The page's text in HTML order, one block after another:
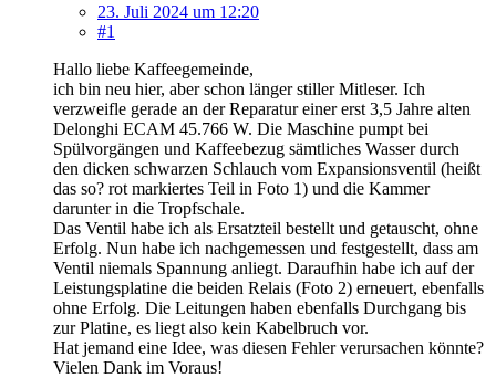
23. Juli 2024 um 12:20
#1
Hallo liebe Kaffeegemeinde,
ich bin neu hier, aber schon länger stiller Mitleser. Ich
verzweifle gerade an der Reparatur einer erst 3,5 Jahre alten
Delonghi ECAM 45.766 W. Die Maschine pumpt bei
Spülvorgängen und Kaffeebezug sämtliches Wasser durch
den dicken schwarzen Schlauch vom Expansionsventil (heißt
das so? rot markiertes Teil in Foto 1) und die Kammer
darunter in die Tropfschale.
Das Ventil habe ich als Ersatzteil bestellt und getauscht, ohne
Erfolg. Nun habe ich nachgemessen und festgestellt, dass am
Ventil niemals Spannung anliegt. Daraufhin habe ich auf der
Leistungsplatine die beiden Relais (Foto 2) erneuert, ebenfalls
ohne Erfolg. Die Leitungen haben ebenfalls Durchgang bis
zur Platine, es liegt also kein Kabelbruch vor.
Hat jemand eine Idee, was diesen Fehler verursachen könnte?
Vielen Dank im Voraus!